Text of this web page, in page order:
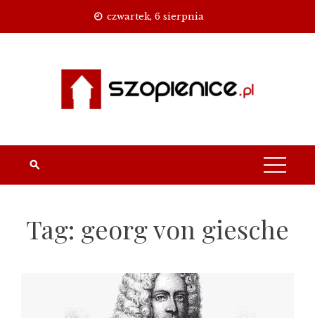
czwartek, 6 sierpnia
Tag: georg von giesche